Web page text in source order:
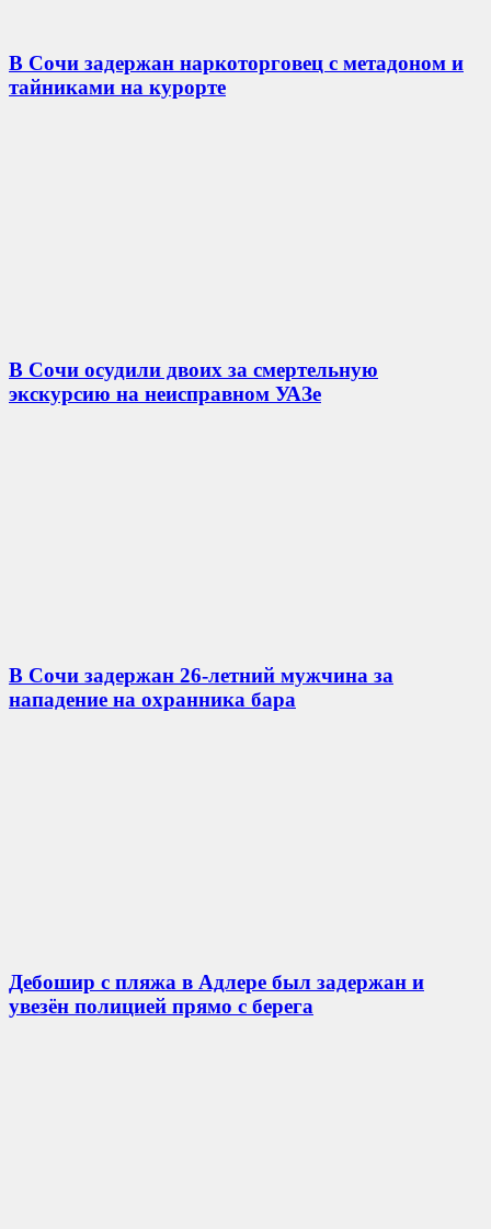
В Сочи задержан наркоторговец с метадоном и
тайниками на курорте
В Сочи осудили двоих за смертельную
экскурсию на неисправном УАЗе
В Сочи задержан 26-летний мужчина за
нападение на охранника бара
Дебошир с пляжа в Адлере был задержан и
увезён полицией прямо с берега